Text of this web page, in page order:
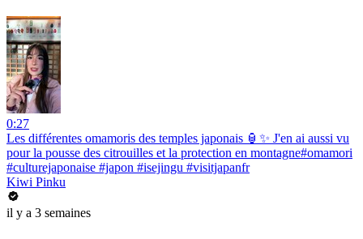
0:27
Les différentes omamoris des temples japonais 🏮✨ J'en ai aussi vu
pour la pousse des citrouilles et la protection en montagne#omamori
#culturejaponaise #japon #isejingu #visitjapanfr
Kiwi Pinku
il y a 3 semaines